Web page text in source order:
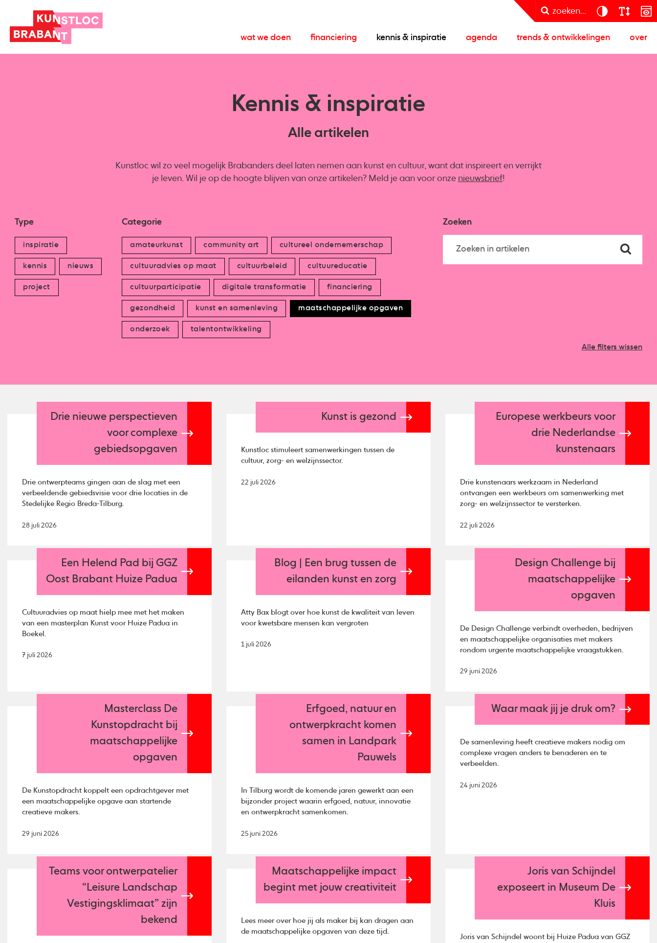
zoeken...
wat we doen financiering kennis & inspiratie agenda trends & ontwikkelingen over
Kennis & inspiratie
Alle artikelen
Kunstloc wil zo veel mogelijk Brabanders deel laten nemen aan kunst en cultuur, want dat inspireert en verrijkt
je leven. Wil je op de hoogte blijven van onze artikelen? Meld je aan voor onze nieuwsbrief!
Type
inspiratie
kennis nieuws
project
Categorie
amateurkunst community art cultureel ondernemerschap
cultuuradvies op maat cultuurbeleid cultuureducatie
cultuurparticipatie digitale transformatie financiering
gezondheid kunst en samenleving maatschappelijke opgaven
onderzoek talentontwikkeling
Zoeken
Alle filters wissen
Drie nieuwe perspectieven
voor complexe
gebiedsopgaven
Drie ontwerpteams gingen aan de slag met een
verbeeldende gebiedsvisie voor drie locaties in de
Stedelijke Regio Breda-Tilburg.
28 juli 2026
Kunst is gezond
Kunstloc stimuleert samenwerkingen tussen de
cultuur, zorg- en welzijnssector.
22 juli 2026
Europese werkbeurs voor
drie Nederlandse
kunstenaars
Drie kunstenaars werkzaam in Nederland
ontvangen een werkbeurs om samenwerking met
zorg- en welzijnssector te versterken.
22 juli 2026
Een Helend Pad bij GGZ
Oost Brabant Huize Padua
Cultuuradvies op maat hielp mee met het maken
van een masterplan Kunst voor Huize Padua in
Boekel.
7 juli 2026
Blog | Een brug tussen de
eilanden kunst en zorg
Atty Bax blogt over hoe kunst de kwaliteit van leven
voor kwetsbare mensen kan vergroten
1 juli 2026
Design Challenge bij
maatschappelijke
opgaven
De Design Challenge verbindt overheden, bedrijven
en maatschappelijke organisaties met makers
rondom urgente maatschappelijke vraagstukken.
29 juni 2026
Masterclass De
Kunstopdracht bij
maatschappelijke
opgaven
De Kunstopdracht koppelt een opdrachtgever met
een maatschappelijke opgave aan startende
creatieve makers.
29 juni 2026
Erfgoed, natuur en
ontwerpkracht komen
samen in Landpark
Pauwels
In Tilburg wordt de komende jaren gewerkt aan een
bijzonder project waarin erfgoed, natuur, innovatie
en ontwerpkracht samenkomen.
25 juni 2026
Waar maak jij je druk om?
De samenleving heeft creatieve makers nodig om
complexe vragen anders te benaderen en te
verbeelden.
24 juni 2026
Teams voor ontwerpatelier
“Leisure Landschap
Vestigingsklimaat” zijn
bekend
Maatschappelijke impact
begint met jouw creativiteit
Lees meer over hoe jij als maker bij kan dragen aan
de maatschappelijke opgaven van deze tijd.
Joris van Schijndel
exposeert in Museum De
Kluis
Joris van Schijndel woont bij Huize Padua van GGZ